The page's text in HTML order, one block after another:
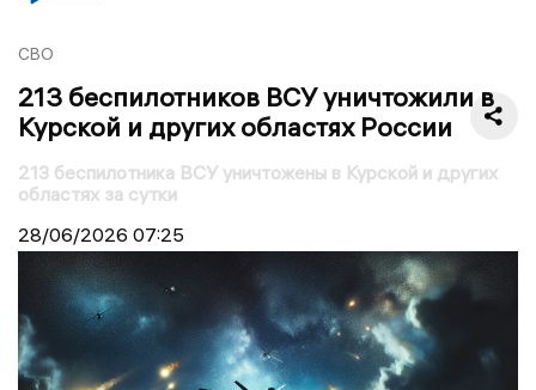
СВО
213 беспилотников ВСУ уничтожили в
Курской и других областях России
213 беспилотника ВСУ уничтожены в Курской и других
областях за сутки
28/06/2026 07:25